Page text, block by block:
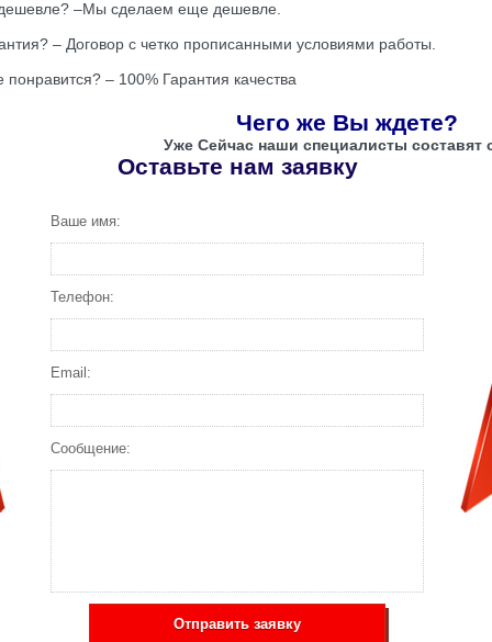
–Мы сделаем еще дешевле.
– Договор с четко прописанными условиями работы.
– 100% Гарантия качества
Чего же Вы ждете?
Уже Сейчас наши специалисты составят
Оставьте нам заявку
Ваше имя:
Телефон:
Email:
Сообщение:
Отправить заявку